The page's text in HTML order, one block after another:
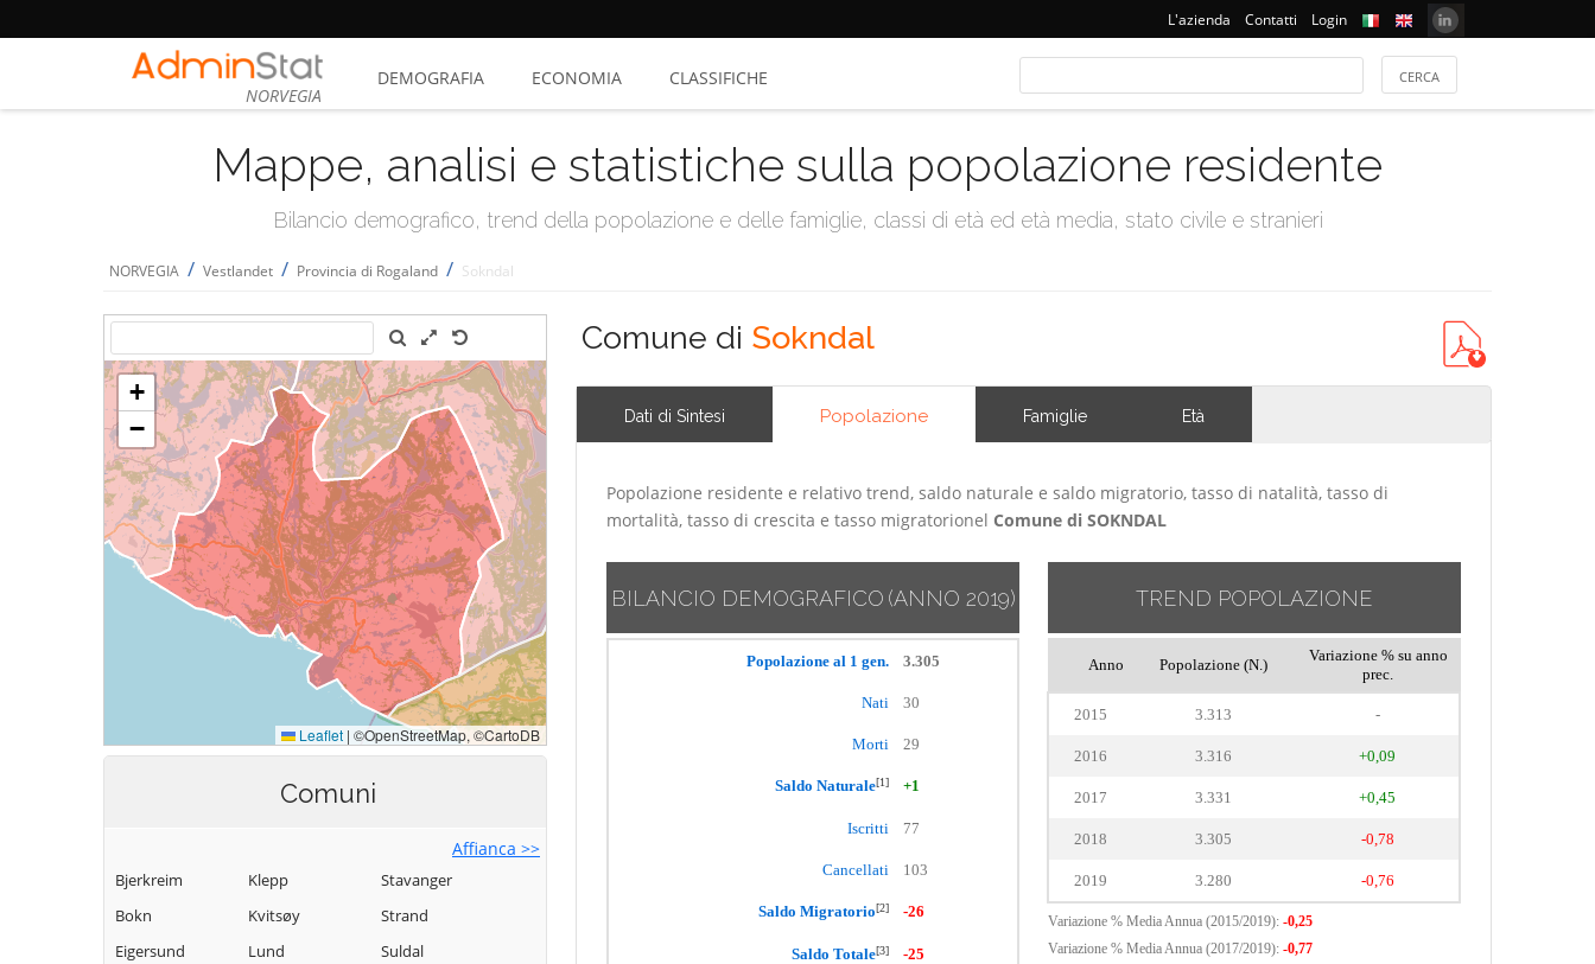
L'azienda Contatti Login
NORVEGIA
DEMOGRAFIA ECONOMIA CLASSIFICHE
Mappe, analisi e statistiche sulla popolazione residente
Bilancio demografico, trend della popolazione e delle famiglie, classi di età ed età media, stato civile e stranieri
NORVEGIA / Vestlandet / Provincia di Rogaland / Sokndal
Comuni
Affianca >>
Bjerkreim
Bokn
Eigersund
Klepp
Kvitsøy
Lund
Stavanger
Strand
Suldal
Comune di Sokndal
Dati di Sintesi Popolazione Famiglie Età
Popolazione residente e relativo trend, saldo naturale e saldo migratorio, tasso di natalità, tasso di
mortalità, tasso di crescita e tasso migratorionel Comune di SOKNDAL
BILANCIO DEMOGRAFICO (ANNO 2019)
Popolazione al 1 gen. 3.305
Nati 30
Morti 29
Saldo Naturale[1] +1
Iscritti 77
Cancellati 103
Saldo Migratorio[2] -26
Saldo Totale[3] -25
TREND POPOLAZIONE
Anno Popolazione (N.)
Variazione % su anno
prec.
2015 3.313 -
2016 3.316 +0,09
2017 3.331 +0,45
2018 3.305 -0,78
2019 3.280 -0,76
Variazione % Media Annua (2015/2019): -0,25
Variazione % Media Annua (2017/2019): -0,77